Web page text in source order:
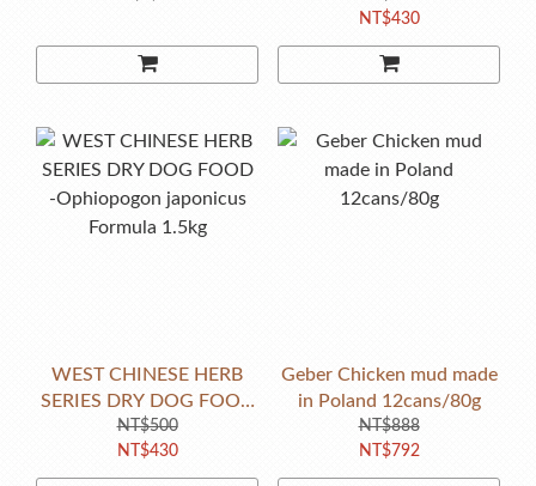
1.5kg
NT$430
WEST CHINESE HERB
SERIES DRY DOG FOOD
-Ophiopogon japonicus
Formula 1.5kg
NT$500
NT$430
Geber Chicken mud made
in Poland 12cans/80g
NT$888
NT$792